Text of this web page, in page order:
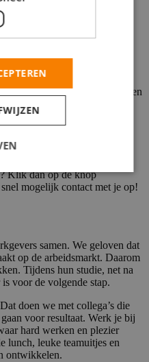
Life Sciences binnen
snel te schakelen en successen
Life Sciences;
Klik dan op de knop
mogelijk contact met je op!
samen. We geloven dat
op de arbeidsmarkt. Daarom
Tijdens hun studie, net na
voor de volgende stap.
doen we met collega’s die
voor resultaat. Werk je bij
hard werken en plezier
lunch, leuke teamuitjes en
ontwikkelen.